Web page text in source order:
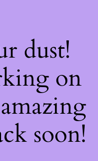
dust!
on
soon!